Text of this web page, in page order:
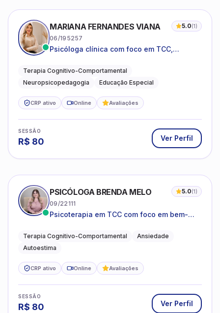
MARIANA FERNANDES VIANA 5.0(1)
06/195257
Psicóloga clínica com foco em TCC,
do neurodesenvolvimento.
Terapia Cognitivo-Comportamental
Neuropsicopedagogia
Educação Especial
CRP ativo Online Avaliações
SESSÃO
R$ 80 Ver Perfil
PSICÓLOGA BRENDA MELO 5.0(1)
09/22111
Psicoterapia em TCC com foco em bem-
o cotidiano
Terapia Cognitivo-Comportamental
Ansiedade
Autoestima
CRP ativo Online Avaliações
SESSÃO
R$ 80 Ver Perfil